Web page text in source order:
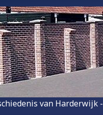
van Harderwijk -